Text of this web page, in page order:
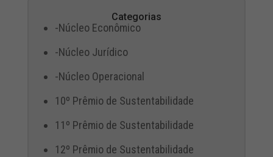
Categorias
-Núcleo Econômico
-Núcleo Jurídico
-Núcleo Operacional
10º Prêmio de Sustentabilidade
11º Prêmio de Sustentabilidade
12º Prêmio de Sustentabilidade